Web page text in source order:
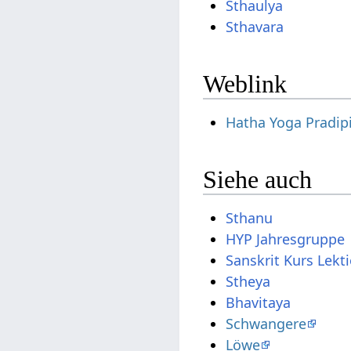
Sthaulya
Sthavara
Weblink
Hatha Yoga
Siehe auch
Sthanu
HYP Jahresgruppe
Sanskrit Kurs
Stheya
Bhavitaya
Schwangere
Löwe